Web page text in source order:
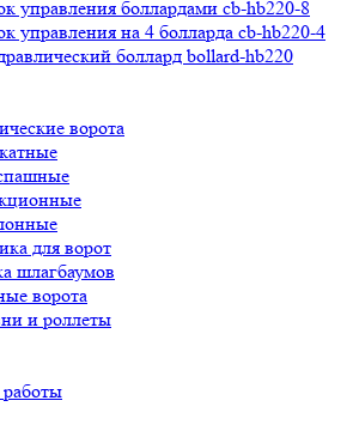
управления боллардами cb-hb220-8
управления на 4 болларда cb-hb220-4
боллард bollard-hb220
ворота
для ворот
шлагбаумов
ворота
и роллеты